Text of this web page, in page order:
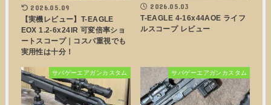
2026.05.09
【実機レビュー】T-EAGLE
EOX 1.2-6x24IR 可変倍率ショ
ートスコープ｜コスパ重視でも
実用性は十分！
2026.05.03
T-EAGLE 4-16x44AOE ライフ
ルスコープ レビュー
サバゲーエアガンカスタム サバゲーエアガンカスタム